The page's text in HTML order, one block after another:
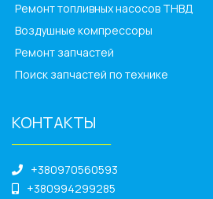
Ремонт топливных насосов ТНВД
Воздушные компрессоры
Ремонт запчастей
Поиск запчастей по технике
КОНТАКТЫ
+380970560593
+380994299285